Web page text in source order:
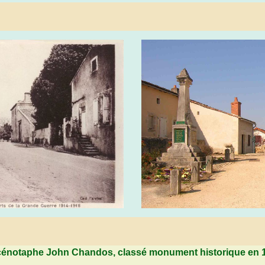
John Chandos, classé monument historique en